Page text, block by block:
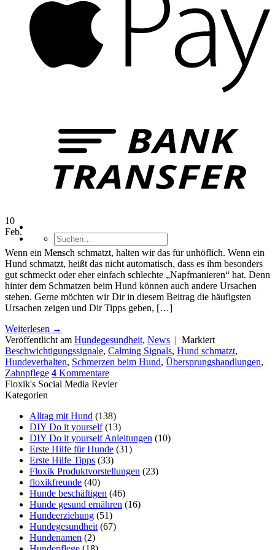
Suchen
nach:
10
Feb.
Wenn ein Mensch schmatzt, halten wir das für unhöflich. Wenn ein
Hund schmatzt, heißt das nicht automatisch, dass es ihm besonders
gut schmeckt oder eher einfach schlechte „Napfmanieren“ hat. Denn
hinter dem Schmatzen beim Hund können auch andere Ursachen
stehen. Gerne möchten wir Dir in diesem Beitrag die häufigsten
Ursachen zeigen und Dir Tipps geben, […]
Weiterlesen →
Veröffentlicht am Hundegesundheit, News | Markiert
Beschwichtigungssignale, Calming Signals, Hund schmatzt,
Hundeverhalten, Schmerzen beim Hund, Übersprungshandlungen,
Zahnpflege 4 Kommentare
Floxik's Social Media Revier
Kategorien
Alltag mit Hund (138)
DIY Do it yourself(13)
DIY Do it yourself Anleitungen (10)
Erste Hilfe für Hunde (31)
Erste Hilfe Tipps (33)
Floxik Produktvorstellungen (23)
floxikfreunde (40)
Hunde beschäftigen (46)
Hunde gesund ernähren (16)
Hundeerziehung (51)
Hundegesundheit (67)
Hundenamen (2)